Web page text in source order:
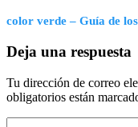
color verde – Guía de
Deja una respuesta
Tu dirección de correo
obligatorios están